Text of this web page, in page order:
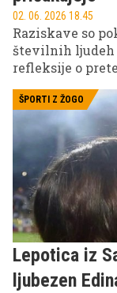
02. 06. 2026 18.45
Raziskave so
številnih ljudeh
refleksije o
ŠPORTI Z ŽOGO
Lepotica iz
ljubezen